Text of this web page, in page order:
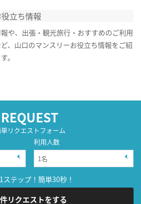
立ち情報
や、出張・観光旅行・おすすめのご利用
、山口のマンスリーお役立ち情報をご紹
。
REQUEST
リクエストフォーム
利用人数
ステップ！簡単30秒！
リクエストをする